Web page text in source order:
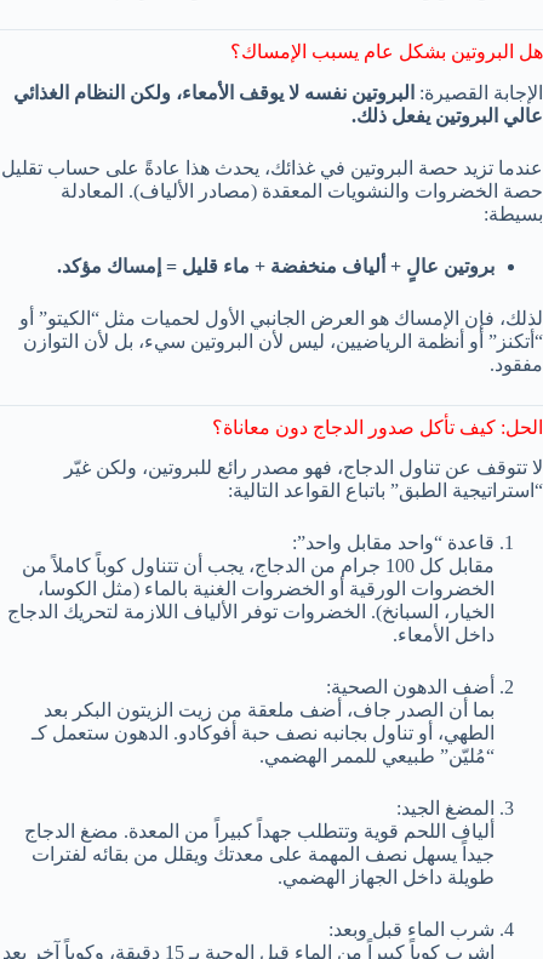
هل البروتين بشكل عام يسبب الإمساك؟
الإجابة القصيرة: البروتين نفسه لا يوقف الأمعاء، ولكن النظام الغذائي
عالي البروتين يفعل ذلك.
عندما تزيد حصة البروتين في غذائك، يحدث هذا عادةً على حساب تقليل
حصة الخضروات والنشويات المعقدة (مصادر الألياف). المعادلة
بسيطة:
بروتين عالٍ + ألياف منخفضة + ماء قليل = إمساك مؤكد.
لذلك، فإن الإمساك هو العرض الجانبي الأول لحميات مثل “الكيتو” أو
“أتكنز” أو أنظمة الرياضيين، ليس لأن البروتين سيء، بل لأن التوازن
مفقود.
الحل: كيف تأكل صدور الدجاج دون معاناة؟
لا تتوقف عن تناول الدجاج، فهو مصدر رائع للبروتين، ولكن غيّر
“استراتيجية الطبق” باتباع القواعد التالية:
قاعدة “واحد مقابل واحد”:
مقابل كل 100 جرام من الدجاج، يجب أن تتناول كوباً كاملاً من
الخضروات الورقية أو الخضروات الغنية بالماء (مثل الكوسا،
الخيار، السبانخ). الخضروات توفر الألياف اللازمة لتحريك الدجاج
داخل الأمعاء.
أضف الدهون الصحية:
بما أن الصدر جاف، أضف ملعقة من زيت الزيتون البكر بعد
الطهي، أو تناول بجانبه نصف حبة أفوكادو. الدهون ستعمل كـ
“مُليّن” طبيعي للممر الهضمي.
المضغ الجيد:
ألياف اللحم قوية وتتطلب جهداً كبيراً من المعدة. مضغ الدجاج
جيداً يسهل نصف المهمة على معدتك ويقلل من بقائه لفترات
طويلة داخل الجهاز الهضمي.
شرب الماء قبل وبعد:
اشرب كوباً كبيراً من الماء قبل الوجبة بـ 15 دقيقة، وكوباً آخر بعد